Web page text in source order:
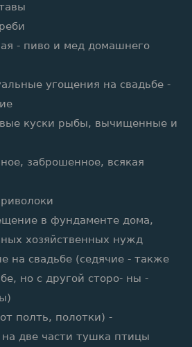
- пиво и мед домашнего
угощения на свадьбе -
куски рыбы, вычищенные и
заброшенное, всякая
в фундаменте дома,
хозяйственных нужд
свадьбе (седячие - также
но с другой сторо- ны -
полть, полотки) -
две части тушка птицы